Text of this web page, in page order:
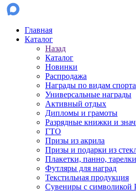
Главная
Каталог
Назад
Каталог
Новинки
Распродажа
Награды по видам спорта
Универсальные награды
Активный отдых
Дипломы и грамоты
Разрядные книжки и
ГТО
Призы из акрила
Призы и подарки из
Плакетки, панно, тарелки
Футляры для наград
Текстильная продукция
Сувениры с символикой